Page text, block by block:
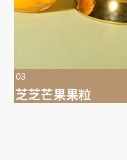
03
芝芝芒果果粒